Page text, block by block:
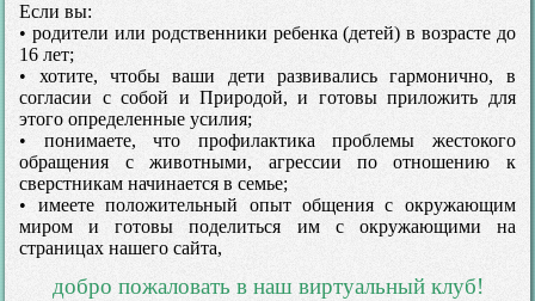
Если вы:
• родители или родственники ребенка (детей) в возрасте до
16 лет;
• хотите, чтобы ваши дети развивались гармонично, в
согласии с собой и Природой, и готовы приложить для
этого определенные усилия;
• понимаете, что профилактика проблемы жестокого
обращения с животными, агрессии по отношению к
сверстникам начинается в семье;
• имеете положительный опыт общения с окружающим
миром и готовы поделиться им с окружающими на
страницах нашего сайта,
добро пожаловать в наш виртуальный клуб!